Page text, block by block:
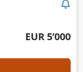
EUR 5’000